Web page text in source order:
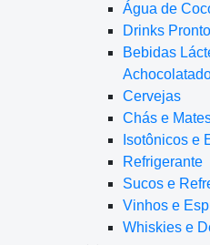
Água de
Drinks
Bebidas
Cervejas
Chás e
Isotônicos e
Refrigerante
Sucos e
Vinhos e
Whiskies e